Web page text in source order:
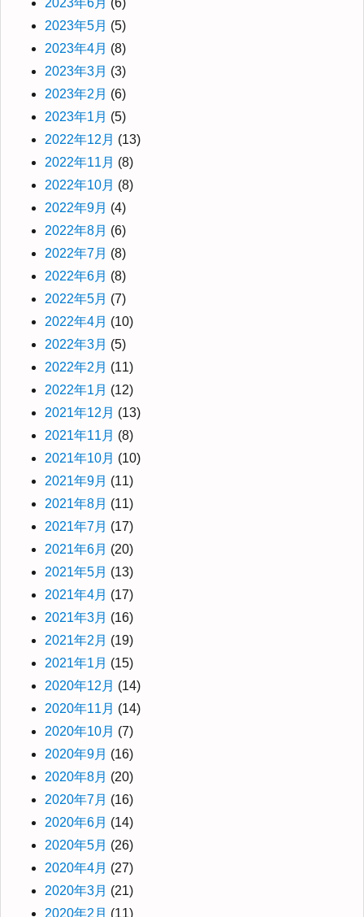
2023年6月 (6)
2023年5月 (5)
2023年4月 (8)
2023年3月 (3)
2023年2月 (6)
2023年1月 (5)
2022年12月 (13)
2022年11月 (8)
2022年10月 (8)
2022年9月 (4)
2022年8月 (6)
2022年7月 (8)
2022年6月 (8)
2022年5月 (7)
2022年4月 (10)
2022年3月 (5)
2022年2月 (11)
2022年1月 (12)
2021年12月 (13)
2021年11月 (8)
2021年10月 (10)
2021年9月 (11)
2021年8月 (11)
2021年7月 (17)
2021年6月 (20)
2021年5月 (13)
2021年4月 (17)
2021年3月 (16)
2021年2月 (19)
2021年1月 (15)
2020年12月 (14)
2020年11月 (14)
2020年10月 (7)
2020年9月 (16)
2020年8月 (20)
2020年7月 (16)
2020年6月 (14)
2020年5月 (26)
2020年4月 (27)
2020年3月 (21)
2020年2月 (11)